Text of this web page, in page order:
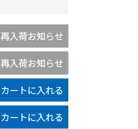
再入荷お知らせ
再入荷お知らせ
カートに入れる
カートに入れる